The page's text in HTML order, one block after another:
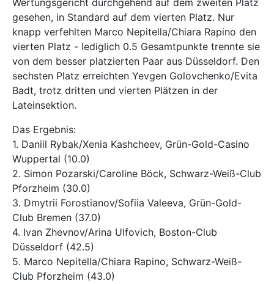
Wertungsgericht durchgehend auf dem zweiten Platz
gesehen, in Standard auf dem vierten Platz. Nur
knapp verfehlten Marco Nepitella/Chiara Rapino den
vierten Platz - lediglich 0.5 Gesamtpunkte trennte sie
von dem besser platzierten Paar aus Düsseldorf. Den
sechsten Platz erreichten Yevgen Golovchenko/Evita
Badt, trotz dritten und vierten Plätzen in der
Lateinsektion.
Das Ergebnis:
1. Daniil Rybak/Xenia Kashcheev, Grün-Gold-Casino
Wuppertal (10.0)
2. Simon Pozarski/Caroline Böck, Schwarz-Weiß-Club
Pforzheim (30.0)
3. Dmytrii Forostianov/Sofiia Valeeva, Grün-Gold-
Club Bremen (37.0)
4. Ivan Zhevnov/Arina Ulfovich, Boston-Club
Düsseldorf (42.5)
5. Marco Nepitella/Chiara Rapino, Schwarz-Weiß-
Club Pforzheim (43.0)